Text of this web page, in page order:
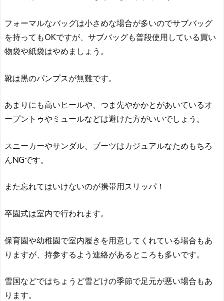
フォーマルなバッグは小さめな場合が多いのでサブバッグ
を持ってもOKですが、サブバッグも普段使用している買い
物袋や紙袋はやめましょう。
靴は黒のパンプスが無難です。
あまりにも高いヒールや、つま先やかかとがあいているオ
ープントゥやミュールなどは避けた方がいいでしょう。
スニーカーやサンダル、ブーツはカジュアルなためもちろ
んNGです。
また忘れてはいけないのが携帯用スリッパ！
卒園式は室内で行われます。
保育園や幼稚園で室内履きを用意してくれている場合もあ
りますが、持参するよう連絡があるところも多いです。
雪国などではちょうど雪どけの季節で足元が悪い場合もあ
ります。